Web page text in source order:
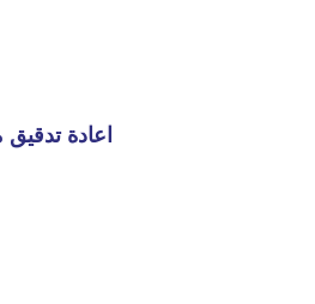
اعادة تدقيق